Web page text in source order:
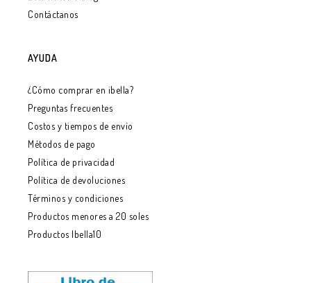
Contáctanos
AYUDA
¿Cómo comprar en ibella?
Preguntas frecuentes
Costos y tiempos de envío
Métodos de pago
Política de privacidad
Política de devoluciones
Términos y condiciones
Productos menores a 20 soles
Productos Ibella10